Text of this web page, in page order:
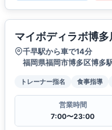
マイボディラボ博多
千早駅から車で14分
福岡県福岡市博多区博多
トレーナー指名 食事指導
営業時間
7:00〜23:00